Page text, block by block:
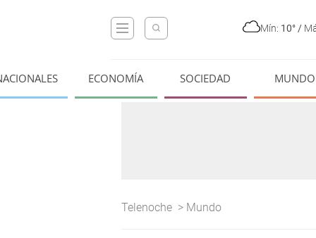
Mín: 10° /
ECONOMÍA SOCIEDAD MUNDO
Telenoche > Mundo